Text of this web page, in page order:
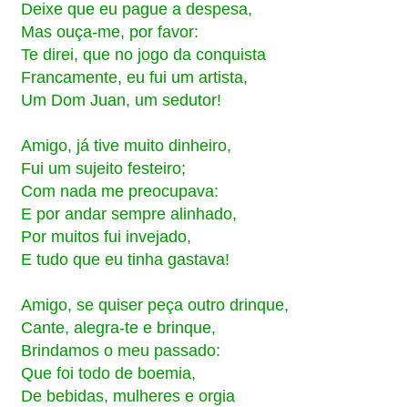
Deixe que eu pague a despesa,
Mas ouça-me, por favor:
Te direi, que no jogo da conquista
Francamente, eu fui um artista,
Um Dom Juan, um sedutor!
Amigo, já tive muito dinheiro,
Fui um sujeito festeiro;
Com nada me preocupava:
E por andar sempre alinhado,
Por muitos fui invejado,
E tudo que eu tinha gastava!
Amigo, se quiser peça outro drinque,
Cante, alegra-te e brinque,
Brindamos o meu passado:
Que foi todo de boemia,
De bebidas, mulheres e orgia